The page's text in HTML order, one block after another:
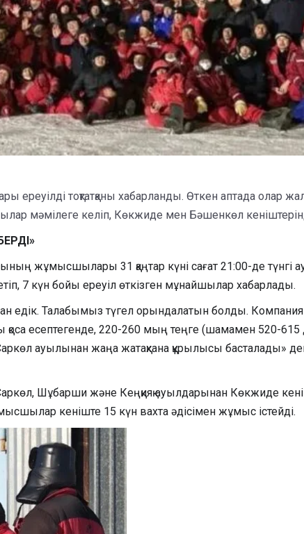
тоқтатқаны хабарланды. Өткен аптада олар
мәмілеге келіп, Көкжиде мен Бәшенкөл
жұмысшылары 31 қаңтар күні сағат 21:00-де түнгі
7 күн бойы ереуіл өткізген мұнайшылар хабарлады.
едік. Талабымыз түгел орындалатын болды.
қоса есептегенде, 220-260 мың теңге (шамамен 520-
ауылынан жаңа жатақхана құрылысы басталады»
Шұбарши және Кеңқияқ ауылдарынан Көкжиде
кеніште 15 күн вахта әдісімен жұмыс істейді.